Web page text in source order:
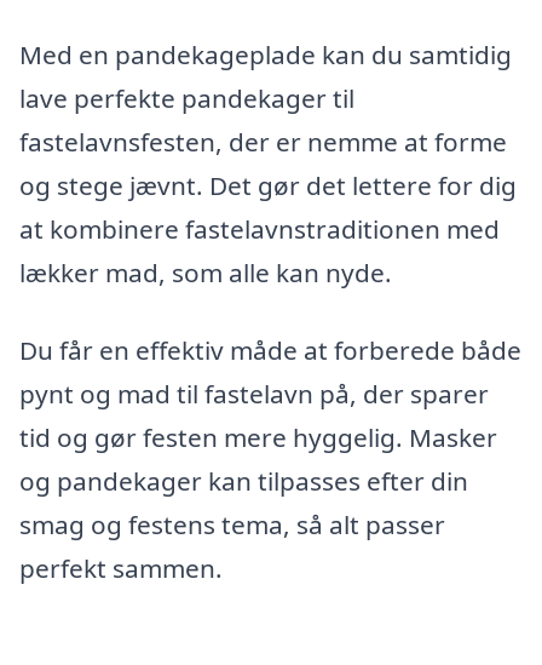
Med en pandekageplade kan du samtidig
lave perfekte pandekager til
fastelavnsfesten, der er nemme at forme
og stege jævnt. Det gør det lettere for dig
at kombinere fastelavnstraditionen med
lækker mad, som alle kan nyde.
Du får en effektiv måde at forberede både
pynt og mad til fastelavn på, der sparer
tid og gør festen mere hyggelig. Masker
og pandekager kan tilpasses efter din
smag og festens tema, så alt passer
perfekt sammen.